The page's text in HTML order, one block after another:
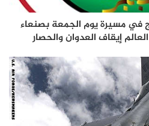
في مسيرة يوم الجمعة بصنعاء
إيقاف العدوان والحصار